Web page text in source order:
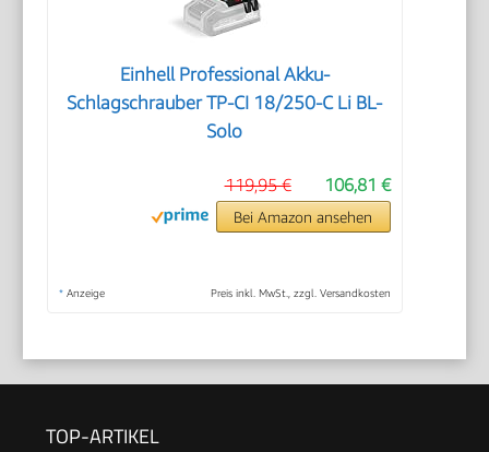
Einhell Professional Akku-
Schlagschrauber TP-CI 18/250-C Li BL-
Solo
106,81 €
119,95 €
Bei Amazon ansehen
* Anzeige Preis inkl. MwSt., zzgl. Versandkosten
TOP-ARTIKEL